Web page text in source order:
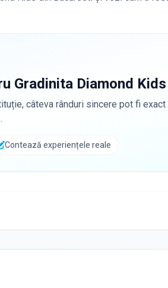
Gradinita Diamond Kids
câteva rânduri sincere pot fi exact
Contează experiențele reale